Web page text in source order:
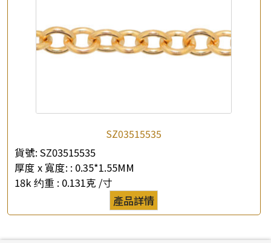
SZ03515535
貨號: SZ03515535
厚度 x 寬度: : 0.35*1.55MM
18k 约重 : 0.131克 /寸
產品詳情